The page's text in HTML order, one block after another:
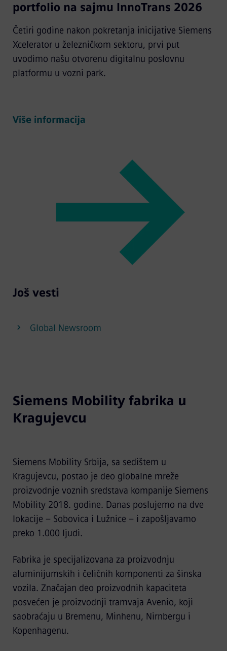
portfolio na sajmu InnoTrans 2026
Četiri godine nakon pokretanja inicijative Siemens
Xcelerator u železničkom sektoru, prvi put
uvodimo našu otvorenu digitalnu poslovnu
platformu u vozni park.
Više informacija
Još vesti
Global Newsroom
Siemens Mobility fabrika u
Kragujevcu
Siemens Mobility Srbija, sa sedištem u
Kragujevcu, postao je deo globalne mreže
proizvodnje voznih sredstava kompanije Siemens
Mobility 2018. godine. Danas poslujemo na dve
lokacije – Sobovica i Lužnice – i zapošljavamo
preko 1.000 ljudi.
Fabrika je specijalizovana za proizvodnju
aluminijumskih i čeličnih komponenti za šinska
vozila. Značajan deo proizvodnih kapaciteta
posvećen je proizvodnji tramvaja Avenio, koji
saobraćaju u Bremenu, Minhenu, Nirnbergu i
Kopenhagenu.